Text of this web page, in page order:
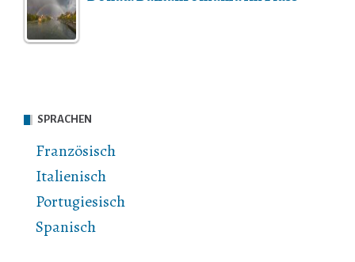
SPRACHEN
Französisch
Italienisch
Portugiesisch
Spanisch